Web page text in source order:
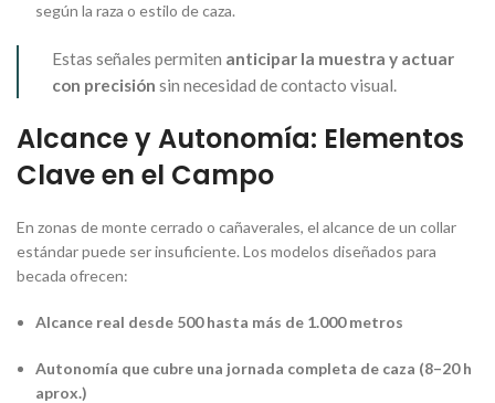
según la raza o estilo de caza.
Estas señales permiten anticipar la muestra y actuar
con precisión sin necesidad de contacto visual.
Alcance y Autonomía: Elementos
Clave en el Campo
En zonas de monte cerrado o cañaverales, el alcance de un collar
estándar puede ser insuficiente. Los modelos diseñados para
becada ofrecen:
Alcance real desde 500 hasta más de 1.000 metros
Autonomía que cubre una jornada completa de caza (8–20 h
aprox.)